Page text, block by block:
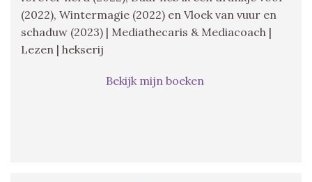
(2022), Wintermagie (2022) en Vloek van vuur en
schaduw (2023) | Mediathecaris & Mediacoach |
Lezen | hekserij
Bekijk mijn boeken